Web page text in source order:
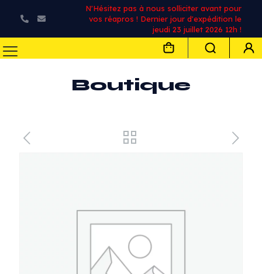
N'Hésitez pas à nous solliciter avant pour
vos réapros ! Dernier jour d'expédition le
jeudi 23 juillet 2026 12h !
Boutique